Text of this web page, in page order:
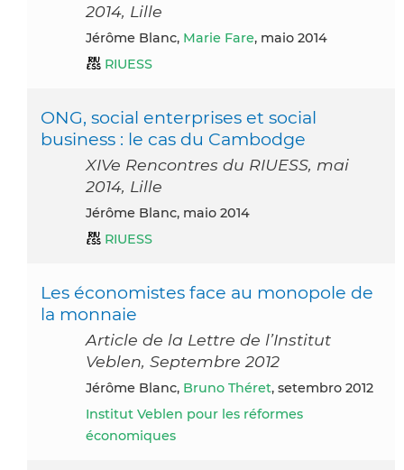
2014, Lille
Jérôme Blanc, Marie Fare, maio 2014
RIUESS
ONG, social enterprises et social
business : le cas du Cambodge
XIVe Rencontres du RIUESS, mai
2014, Lille
Jérôme Blanc, maio 2014
RIUESS
Les économistes face au monopole de
la monnaie
Article de la Lettre de l’Institut
Veblen, Septembre 2012
Jérôme Blanc, Bruno Théret, setembro 2012
Institut Veblen pour les réformes
économiques